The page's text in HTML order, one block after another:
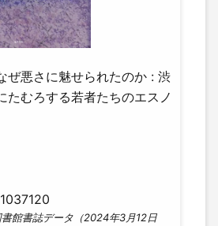
ぜ悪さに魅せられたのか : 渋
たむろする若者たちのエスノ
館書誌データ（2024年3月12日